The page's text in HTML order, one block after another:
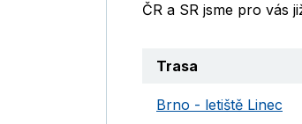
ČR a SR jsme pro vás
Trasa
Brno - letiště Linec